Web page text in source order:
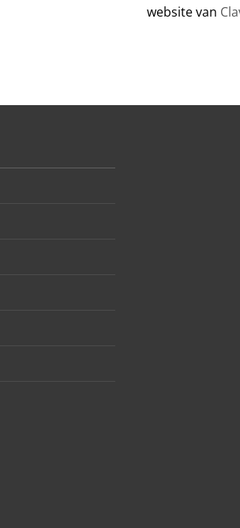
website van